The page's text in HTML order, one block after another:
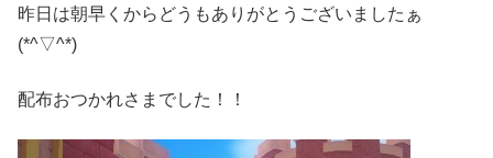
昨日は朝早くからどうもありがとうございましたぁ
(*^▽^*)
配布おつかれさまでした！！